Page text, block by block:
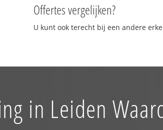
Offertes vergelijken?
U kunt ook terecht bij een andere
in Leiden